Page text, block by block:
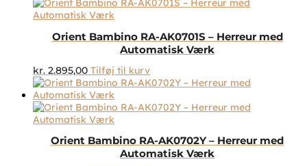
Orient Bambino RA-AK0701S – Herreur med
Automatisk Værk
kr. 2.895,00 Tilføj til kurv
Orient Bambino RA-AK0702Y – Herreur med
Automatisk Værk